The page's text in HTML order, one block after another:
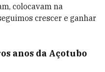
colocavam na
crescer e ganhar
anos da Açotubo